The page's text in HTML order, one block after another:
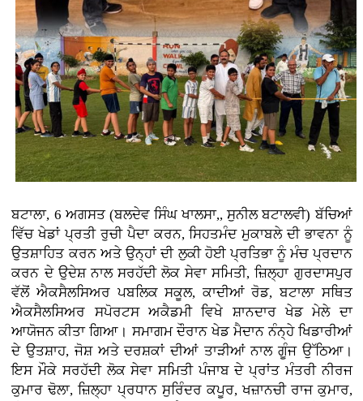
ਬਟਾਲਾ, 6 ਅਗਸਤ (ਬਲਦੇਵ ਸਿੰਘ ਖਾਲਸਾ,, ਸੁਨੀਲ ਬਟਾਲਵੀ) ਬੱਚਿਆਂ
ਵਿੱਚ ਖੇਡਾਂ ਪ੍ਰਤੀ ਰੁਚੀ ਪੈਦਾ ਕਰਨ, ਸਿਹਤਮੰਦ ਮੁਕਾਬਲੇ ਦੀ ਭਾਵਨਾ ਨੂੰ
ਉਤਸ਼ਾਹਿਤ ਕਰਨ ਅਤੇ ਉਨ੍ਹਾਂ ਦੀ ਲੁਕੀ ਹੋਈ ਪ੍ਰਤਿਭਾ ਨੂੰ ਮੰਚ ਪ੍ਰਦਾਨ
ਕਰਨ ਦੇ ਉਦੇਸ਼ ਨਾਲ ਸਰਹੱਦੀ ਲੋਕ ਸੇਵਾ ਸਮਿਤੀ, ਜ਼ਿਲ੍ਹਾ ਗੁਰਦਾਸਪੁਰ
ਵੱਲੋਂ ਐਕਸੈਲਸਿਅਰ ਪਬਲਿਕ ਸਕੂਲ, ਕਾਦੀਆਂ ਰੋਡ, ਬਟਾਲਾ ਸਥਿਤ
ਐਕਸੈਲਸਿਅਰ ਸਪੋਰਟਸ ਅਕੈਡਮੀ ਵਿਖੇ ਸ਼ਾਨਦਾਰ ਖੇਡ ਮੇਲੇ ਦਾ
ਆਯੋਜਨ ਕੀਤਾ ਗਿਆ। ਸਮਾਗਮ ਦੌਰਾਨ ਖੇਡ ਮੈਦਾਨ ਨੰਨ੍ਹੇ ਖਿਡਾਰੀਆਂ
ਦੇ ਉਤਸ਼ਾਹ, ਜੋਸ਼ ਅਤੇ ਦਰਸ਼ਕਾਂ ਦੀਆਂ ਤਾੜੀਆਂ ਨਾਲ ਗੂੰਜ ਉੱਠਿਆ।
ਇਸ ਮੌਕੇ ਸਰਹੱਦੀ ਲੋਕ ਸੇਵਾ ਸਮਿਤੀ ਪੰਜਾਬ ਦੇ ਪ੍ਰਾਂਤ ਮੰਤਰੀ ਨੀਰਜ
ਕੁਮਾਰ ਢੋਲਾ, ਜ਼ਿਲ੍ਹਾ ਪ੍ਰਧਾਨ ਸੁਰਿੰਦਰ ਕਪੂਰ, ਖਜ਼ਾਨਚੀ ਰਾਜ ਕੁਮਾਰ,